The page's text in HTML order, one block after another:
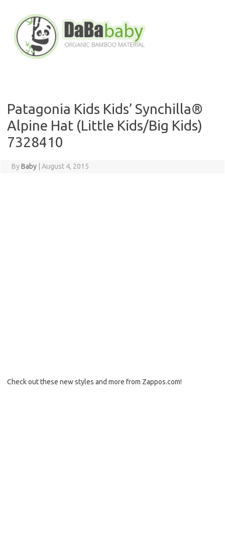
content
Patagonia Kids Kids’ Synchilla®
Alpine Hat (Little Kids/Big Kids)
7328410
ByBaby August 4, 2015
Check out these new styles and more from Zappos.com!